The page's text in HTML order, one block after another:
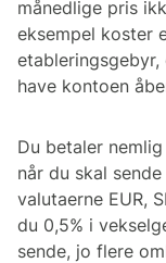
månedlige pris
eksempel koster
have kontoen
Du betaler
når du skal
valutaerne EUR,
du 0,5% i
sende, jo flere